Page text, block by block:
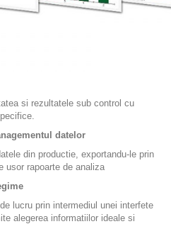
si rezultatele sub control cu
datelor
din productie, exportandu-le prin
usor rapoarte de analiza
lucru prin intermediul unei interfete
alegerea informatiilor ideale si